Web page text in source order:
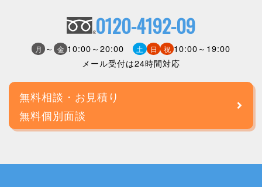
0120-4192-09
月 ～ 金 10:00～20:00 土 日 祝 10:00～19:00
メール受付は24時間対応
無料相談・お見積り
無料個別面談